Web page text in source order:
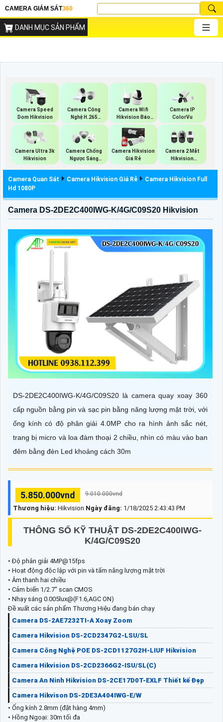
CAMERA GIÁM SÁT360
DANH MỤC SẢN PHẨM
Camera Speed
Dom Hikvision
Camera Công
Nghệ H.265
Hikvision
Camera Wifi
Hikvision Báo
Động
Camera IP
ColorVu
Camera Ultra 3k
Hikvision
Camera Chống
Ngược Sáng
Hikvision
Camera Hikvision
Giá Rẻ
Camera 2 Mắt
Hikvision
(TandemVu)
Camera Quan Sát Camera Hikvision Giá Rẻ
Camera Hikvision Full
Hd 1080P
Camera DS-2DE2C400IWG-K/4G/C09S20 Hikvision
DS-2DE2C400IWG-K/4G/C09S20 là camera quay xoay 360
cấp nguồn bằng pin và sạc pin bằng năng lượng mặt trời, với
ống kính có độ phân giải 4.0MP cho ra hình ảnh sắc nét,
trang bị micro và loa đàm thoại 2 chiều, nhìn có màu vào ban
đêm bằng đèn Led khoảng cách 30m
5.850.000vnd 9.010.000vnd
Thương hiệu: Hikvision Ngày đăng: 1/18/2025 2:43:43 PM
THÔNG SỐ KỸ THUẬT DS-2DE2C400IWG-
K/4G/C09S20
• Độ phân giải 4MP@15fps
• Hoạt động độc lập với pin và tấm năng lượng mặt trời
• Âm thanh hai chiều
• Cảm biến 1/2.7" scan CMOS
• Nhạy sáng 0.005lux@(F1.6,AGC ON)
Đề xuất các sản phẩm Thương Hiệu đang bán chạy
Camera DS-2AE7232TI-A Xoay Zoom
Camera Hikvision DS-2CD2347G2-LSU/SL
Camera Công Nghệ POE DS-2CD1127G2H-LIUF Hikvision
Camera Hikvision DS-2CD2366G2-ISU/SL(C)
Camera An Ninh Hikvision DS-2CE17D0T-EXLF Thiết kế Đẹp
Camera Hikvison DS-2DE3A404IWG-E/W
• Ống kính 2.8mm (đặt hàng 4mm)
• Hồng Ngoại: 30m tối đa